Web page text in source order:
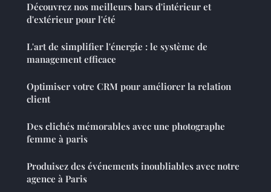
Découvrez nos meilleurs bars d'intérieur et
d'extérieur pour l'été
L'art de simplifier l'énergie : le système de
management efficace
Optimiser votre CRM pour améliorer la relation
client
Des clichés mémorables avec une photographe
femme à paris
Produisez des événements inoubliables avec notre
agence à Paris